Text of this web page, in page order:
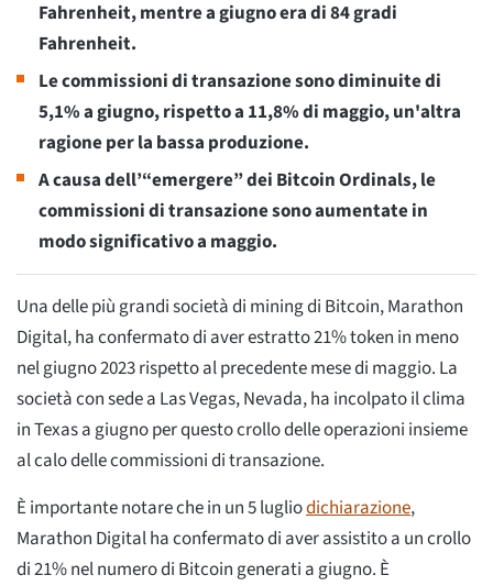
Fahrenheit, mentre a giugno era di 84 gradi
Fahrenheit.
Le commissioni di transazione sono diminuite di
5,1% a giugno, rispetto a 11,8% di maggio, un'altra
ragione per la bassa produzione.
A causa dell’“emergere” dei Bitcoin Ordinals, le
commissioni di transazione sono aumentate in
modo significativo a maggio.
Una delle più grandi società di mining di Bitcoin, Marathon
Digital, ha confermato di aver estratto 21% token in meno
nel giugno 2023 rispetto al precedente mese di maggio. La
società con sede a Las Vegas, Nevada, ha incolpato il clima
in Texas a giugno per questo crollo delle operazioni insieme
al calo delle commissioni di transazione.
È importante notare che in un 5 lugliodichiarazione,
Marathon Digital ha confermato di aver assistito a un crollo
di 21% nel numero di Bitcoin generati a giugno. È